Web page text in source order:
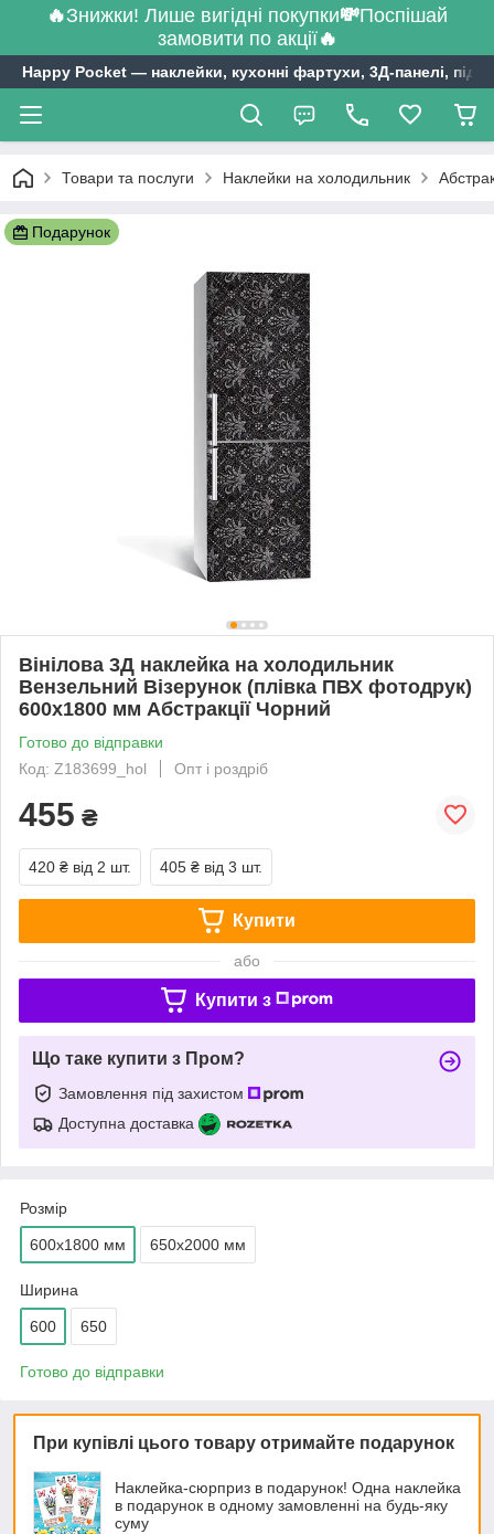
🔥Знижки! Лише вигідні покупки💸Поспішай
замовити по акції🔥
Happy Pocket ― наклейки, кухонні фартухи, 3Д-панелі,
Товари та послуги Наклейки на холодильник
Подарунок
Вінілова 3Д наклейка на холодильник
Вензельний Візерунок (плівка ПВХ фотодрук)
600х1800 мм Абстракції Чорний
Готово до відправки
Код: Z183699_hol
Опт і роздріб
455 ₴
420 ₴ від 2 шт. 405 ₴ від 3 шт.
Купити
або
Купити з
Що таке купити з Пром?
Замовлення під захистом
Доступна доставка
Розмір
600х1800 мм 650х2000 мм
Ширина
600 650
Готово до відправки
При купівлі цього товару отримайте подарунок
Наклейка-сюрприз в подарунок! Одна наклейка
в подарунок в одному замовленні на будь-яку
суму